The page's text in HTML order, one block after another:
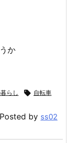
か
らし  自転車
Posted by ss02